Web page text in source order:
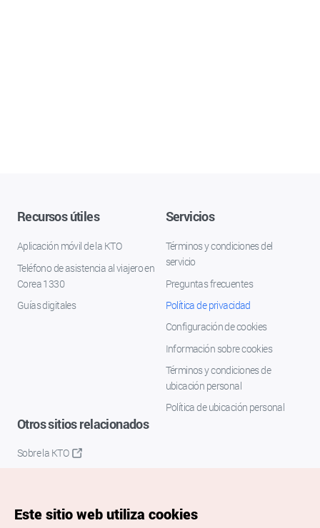
Recursos útiles
Aplicación móvil de la KTO
Teléfono de asistencia al viajero en
Corea 1330
Guías digitales
Servicios
Términos y condiciones del
servicio
Preguntas frecuentes
Política de privacidad
Configuración de cookies
Información sobre cookies
Términos y condiciones de
ubicación personal
Política de ubicación personal
Otros sitios relacionados
Sobre la KTO
Este sitio web utiliza cookies